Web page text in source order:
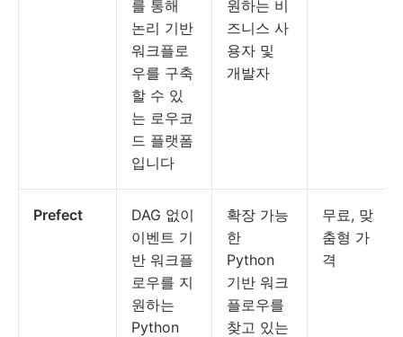
를 통해
논리 기반
워크플로
우를 구축
할 수 있
는 로우코
드 플랫폼
입니다
원하는 비
즈니스 사
용자 및
개발자
Prefect
DAG 없이
이벤트 기
반 워크플
로우를 지
원하는
Python
확장 가능
한
Python
기반 워크
플로우를
찾고 있는
무료, 맞
춤형 가
격